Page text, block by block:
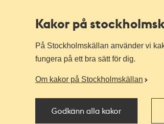
Kakor på
På Stockholmskällan använder vi
fungera på ett bra sätt för dig.
Om kakor på Stockholmskällan
Godkänn alla kakor